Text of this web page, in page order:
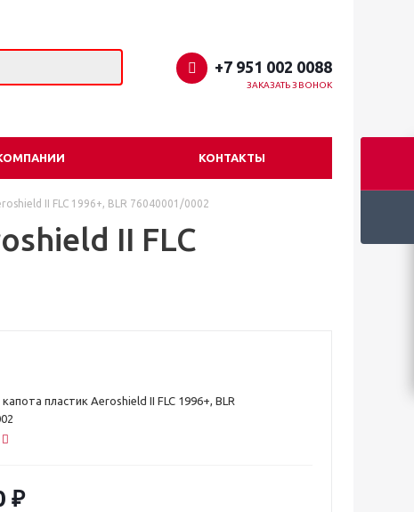
+7 951 002 0088
ЗАКАЗАТЬ ЗВОНОК
КОНТАКТЫ
II FLC 1996+, BLR 76040001/0002
II FLC
пластик Aeroshield II FLC 1996+, BLR
₽